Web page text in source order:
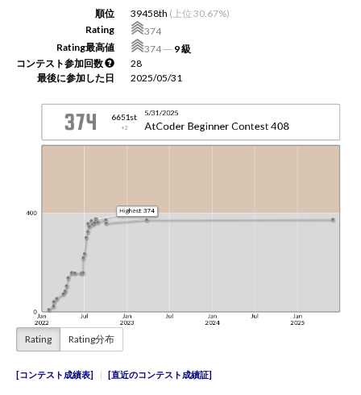
順位 39458th (上位 30.67%)
Rating
374
Rating最高値
374― 9 級
コンテスト参加回数
28
最後に参加した日
2025/05/31
Rating Rating分布
コンテスト成績表 直近のコンテスト成績証